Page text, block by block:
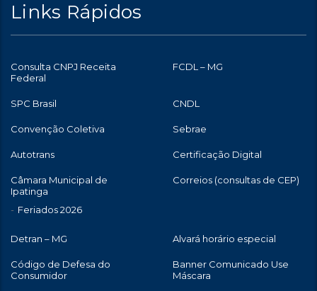
Links Rápidos
Consulta CNPJ Receita
Federal
FCDL – MG
SPC Brasil CNDL
Convenção Coletiva Sebrae
Autotrans Certificação Digital
Câmara Municipal de
Ipatinga
Feriados 2026
Correios (consultas de CEP)
Detran – MG Alvará horário especial
Código de Defesa do
Consumidor
Banner Comunicado Use
Máscara